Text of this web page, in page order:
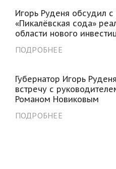
Игорь Руденя обсудил
«Пикалёвская сода»
области нового
ПОДРОБНЕЕ
Губернатор Игорь
встречу с
Романом Новиковым
ПОДРОБНЕЕ